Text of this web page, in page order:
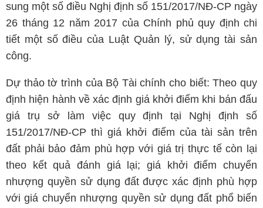
sung một số điều Nghị định số 151/2017/NĐ-CP ngày
26 tháng 12 năm 2017 của Chính phủ quy định chi
tiết một số điều của Luật Quản lý, sử dụng tài sản
công.
Dự thảo tờ trình của Bộ Tài chính cho biết: Theo quy
định hiện hành về xác định giá khởi điểm khi bán đấu
giá trụ sở làm việc quy định tại Nghị định số
151/2017/NĐ-CP thì giá khởi điểm của tài sản trên
đất phải bảo đảm phù hợp với giá trị thực tế còn lại
theo kết quả đánh giá lại; giá khởi điểm chuyển
nhượng quyền sử dụng đất được xác định phù hợp
với giá chuyển nhượng quyền sử dụng đất phổ biến